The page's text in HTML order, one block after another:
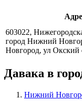
603022,
город Нижний
Новгород, ул Окский
Давака в
Нижний